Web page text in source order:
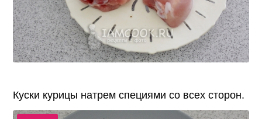
Куски курицы натрем специями со всех сторон.